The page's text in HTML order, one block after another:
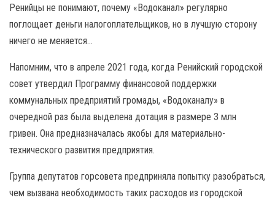
Ренийцы не понимают, почему «Водоканал» регулярно
поглощает деньги налогоплательщиков, но в лучшую сторону
ничего не меняется…
Напомним, что в апреле 2021 года, когда Ренийский городской
совет утвердил Программу финансовой поддержки
коммунальных предприятий громады, «Водоканалу» в
очередной раз была выделена дотация в размере 3 млн
гривен. Она предназначалась якобы для материально-
технического развития предприятия.
Группа депутатов горсовета предприняла попытку разобраться,
чем вызвана необходимость таких расходов из городской